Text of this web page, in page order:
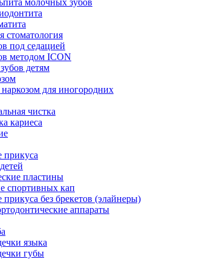
молочных зубов
стоматология
под седацией
методом ICON
детям
для иногородних
чистка
кариеса
прикуса
пластины
спортивных кап
без брекетов (элайнеры)
аппараты
языка
губы